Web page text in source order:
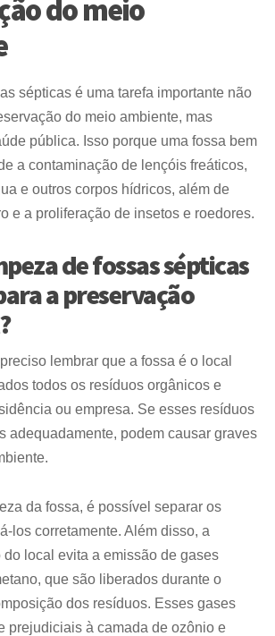
do meio
sépticas é uma tarefa importante não
do meio ambiente, mas
pública. Isso porque uma fossa bem
a contaminação de lençóis freáticos,
e outros corpos hídricos, além de
e a proliferação de insetos e roedores.
de fossas sépticas
a preservação
lembrar que a fossa é o local
todos os resíduos orgânicos e
ou empresa. Se esses resíduos
adequadamente, podem causar graves
da fossa, é possível separar os
los corretamente. Além disso, a
local evita a emissão de gases
que são liberados durante o
dos resíduos. Esses gases
prejudiciais à camada de ozônio e